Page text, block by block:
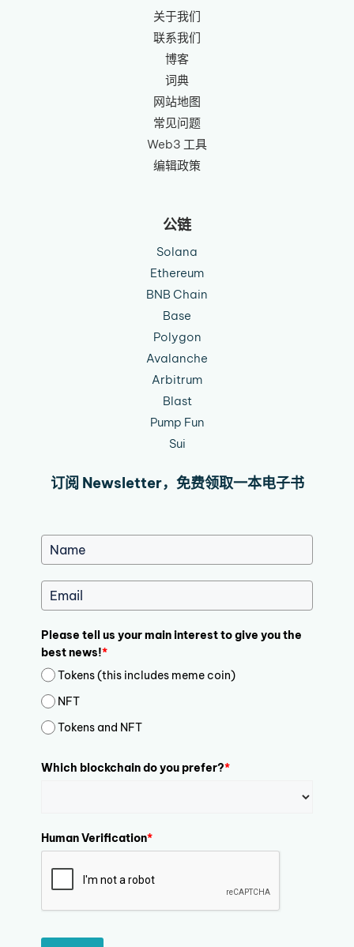
关于我们
联系我们
博客
词典
网站地图
常见问题
Web3 工具
编辑政策
公链
Solana
Ethereum
BNB Chain
Base
Polygon
Avalanche
Arbitrum
Blast
Pump Fun
Sui
订阅 Newsletter，免费领取一本电子书
Please tell us your main interest to give you the
best news!*
Tokens (this includes meme coin)
NFT
Tokens and NFT
Which blockchain do you prefer?*
Human Verification*